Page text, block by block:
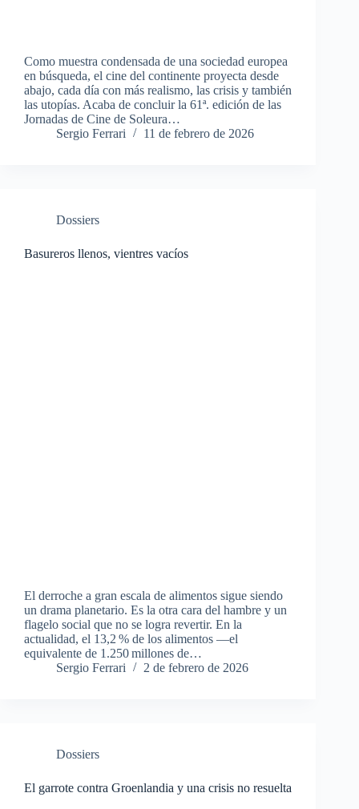
Como muestra condensada de una sociedad europea
en búsqueda, el cine del continente proyecta desde
abajo, cada día con más realismo, las crisis y también
las utopías. Acaba de concluir la 61ª. edición de las
Jornadas de Cine de Soleura…
Sergio Ferrari
11 de febrero de 2026
Dossiers
Basureros llenos, vientres vacíos
El derroche a gran escala de alimentos sigue siendo
un drama planetario. Es la otra cara del hambre y un
flagelo social que no se logra revertir. En la
actualidad, el 13,2 % de los alimentos —el
equivalente de 1.250 millones de…
Sergio Ferrari
2 de febrero de 2026
Dossiers
El garrote contra Groenlandia y una crisis no resuelta